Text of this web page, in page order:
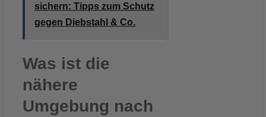
sichern: Tipps zum Schutz
gegen Diebstahl & Co.
Was ist die
nähere
Umgebung nach